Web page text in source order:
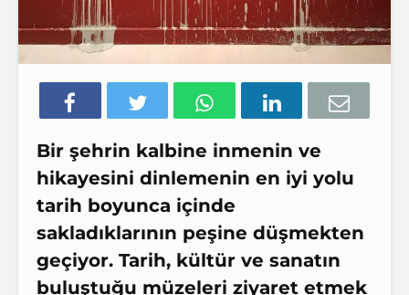
Bir şehrin kalbine inmenin ve
hikayesini dinlemenin en iyi yolu
tarih boyunca içinde
sakladıklarının peşine düşmekten
geçiyor. Tarih, kültür ve sanatın
buluştuğu müzeleri ziyaret etmek